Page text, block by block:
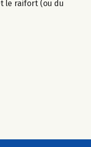
le raifort (ou du